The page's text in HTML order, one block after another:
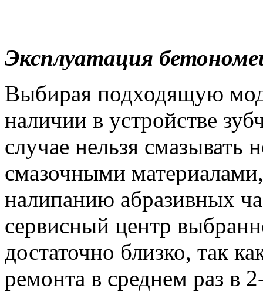
Эксплуатация
Выбирая подходящую
наличии в устройстве
случае нельзя
смазочными
налипанию абразивных
сервисный центр
достаточно близко, так
ремонта в среднем раз в